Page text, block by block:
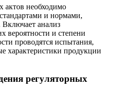
актов необходимо
и нормами,
анализ
вероятности и степени
проводятся испытания,
характеристики продукции
регуляторных